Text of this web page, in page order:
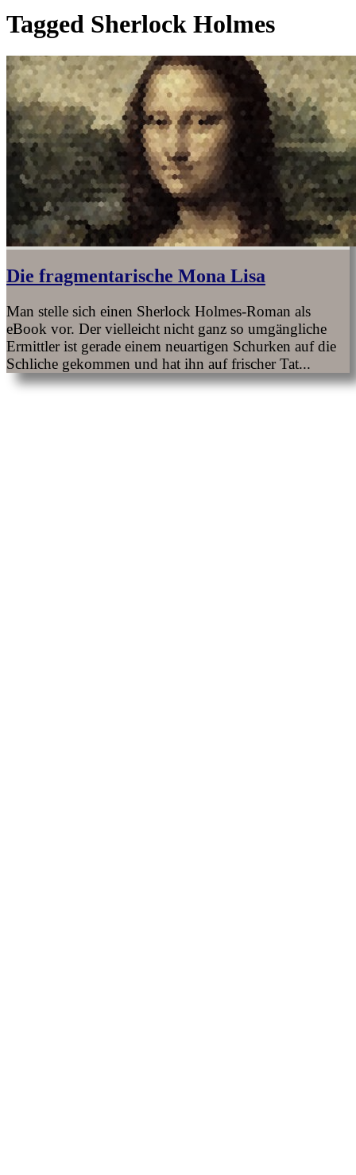
Tagged Sherlock Holmes
Die fragmentarische Mona Lisa
Man stelle sich einen Sherlock Holmes-Roman als
eBook vor. Der vielleicht nicht ganz so umgängliche
Ermittler ist gerade einem neuartigen Schurken auf die
Schliche gekommen und hat ihn auf frischer Tat...